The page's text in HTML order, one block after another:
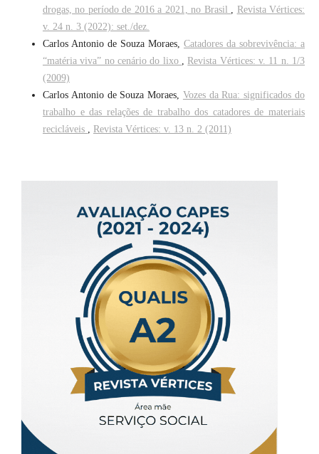
drogas, no período de 2016 a 2021, no Brasil , Revista Vértices:
v. 24 n. 3 (2022): set./dez.
Carlos Antonio de Souza Moraes,Catadores da sobrevivência: a
“matéria viva” no cenário do lixo , Revista Vértices: v. 11 n. 1/3
(2009)
Carlos Antonio de Souza Moraes, Vozes da Rua: significados do
trabalho e das relações de trabalho dos catadores de materiais
recicláveis , Revista Vértices: v. 13 n. 2 (2011)